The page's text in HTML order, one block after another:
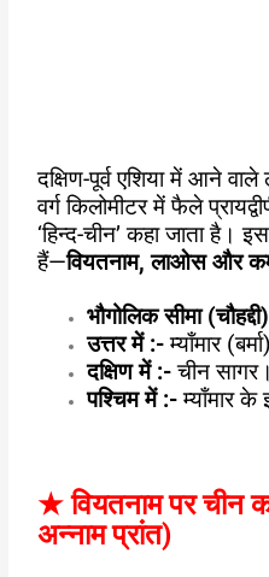
दक्षिण-पूर्व एशिया में आने
वर्ग किलोमीटर में फैले
‘हिन्द-चीन’ कहा जाता
हैं—वियतनाम,लाओस और
भौगोलिक सीमा (चौहद्दी)
उत्तर में :-म्याँमार
दक्षिण में :-चीन सागर।
पश्चिम में :-म्याँमार के
★ वियतनाम पर चीन
अन्नाम प्रांत)